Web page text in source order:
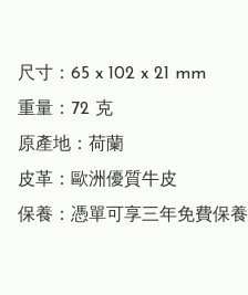
尺寸：65 x 102 x 21 mm
重量：72 克
原產地：荷蘭
皮革：歐洲優質牛皮
保養：憑單可享三年免費保養